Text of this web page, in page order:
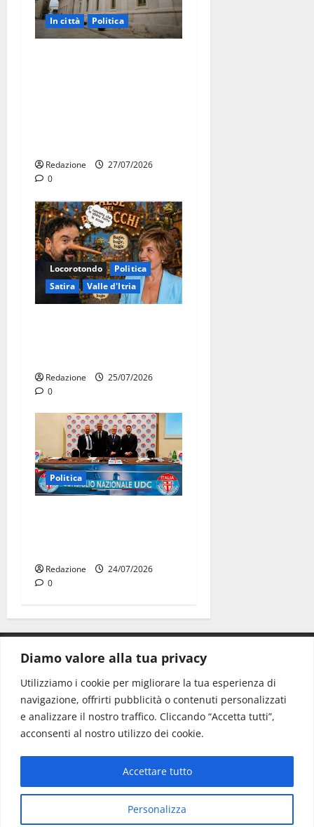
Diamo valore alla tua privacy
Utilizziamo i cookie per migliorare la tua esperienza di
navigazione, offrirti pubblicità o contenuti personalizzati
e analizzare il nostro traffico. Cliccando “Accetta tutti”,
acconsenti al nostro utilizzo dei cookie.
Personalizza
Accettare tutto
In città Politica
Redazione
27/07/2026
0
Locorotondo
Politica
Satira
Valle d'Itria
Redazione
25/07/2026
0
Politica
Redazione
24/07/2026
0
CONTATTI.
Redazione: redazione@www.martinasera.it
Direttore:direttore@www.martinasera.it
Info & Commerciale:info@www.martinasera.it
Home News Vivere la città EVENTI
Salute
Il Blog del Direttore